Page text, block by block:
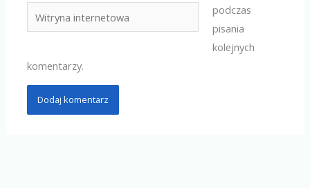
internetowa
podczas
pisania
kolejnych
komentarzy.